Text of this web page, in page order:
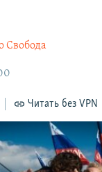
Свобода
Читать без VPN